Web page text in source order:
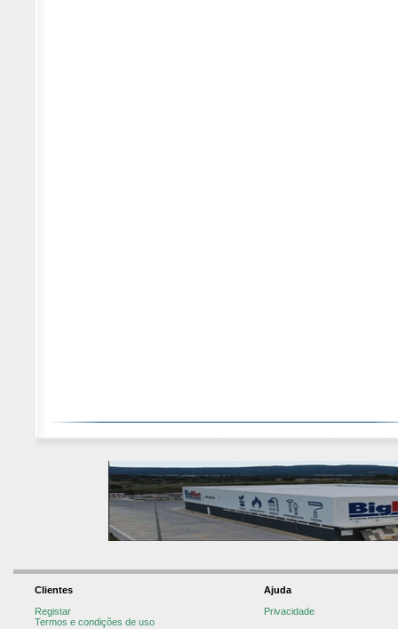
Clientes
Registar
Termos e condições de uso
Ajuda
Privacidade